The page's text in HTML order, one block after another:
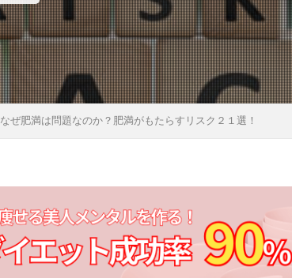
なぜ肥満は問題なのか？肥満がもたらすリスク２１選！